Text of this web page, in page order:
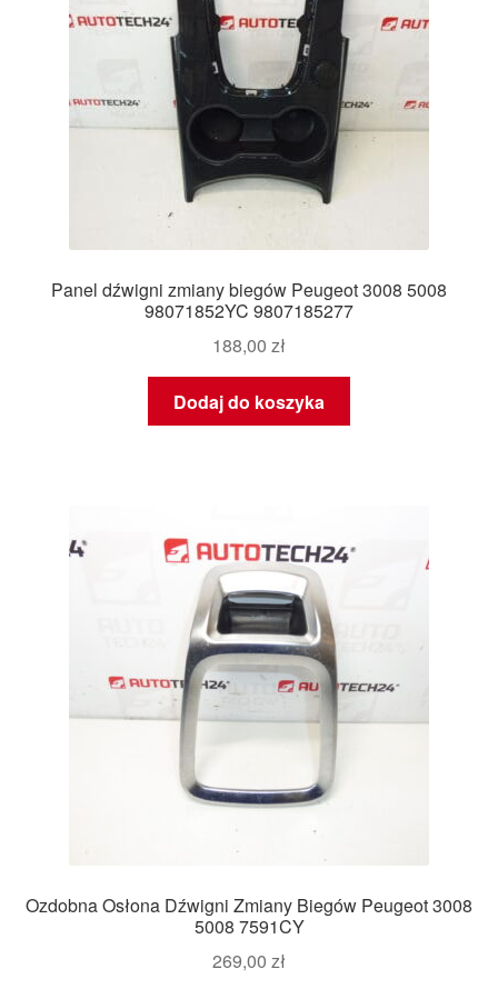
Panel dźwigni zmiany biegów Peugeot 3008 5008
98071852YC 9807185277
188,00 zł
Dodaj do koszyka
Ozdobna Osłona Dźwigni Zmiany Biegów Peugeot 3008
5008 7591CY
269,00 zł